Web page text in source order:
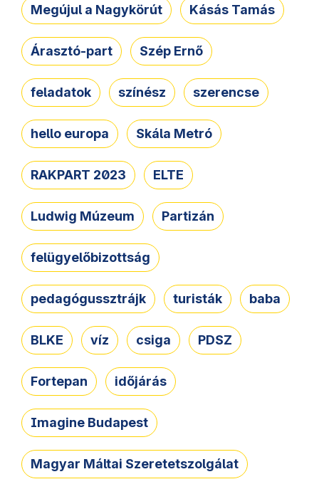
Megújul a Nagykörút Kásás Tamás
Árasztó-part Szép Ernő
feladatok színész szerencse
hello europa Skála Metró
RAKPART 2023 ELTE
Ludwig Múzeum Partizán
felügyelőbizottság
pedagógussztrájk turisták baba
BLKE víz csiga PDSZ
Fortepan időjárás
Imagine Budapest
Magyar Máltai Szeretetszolgálat